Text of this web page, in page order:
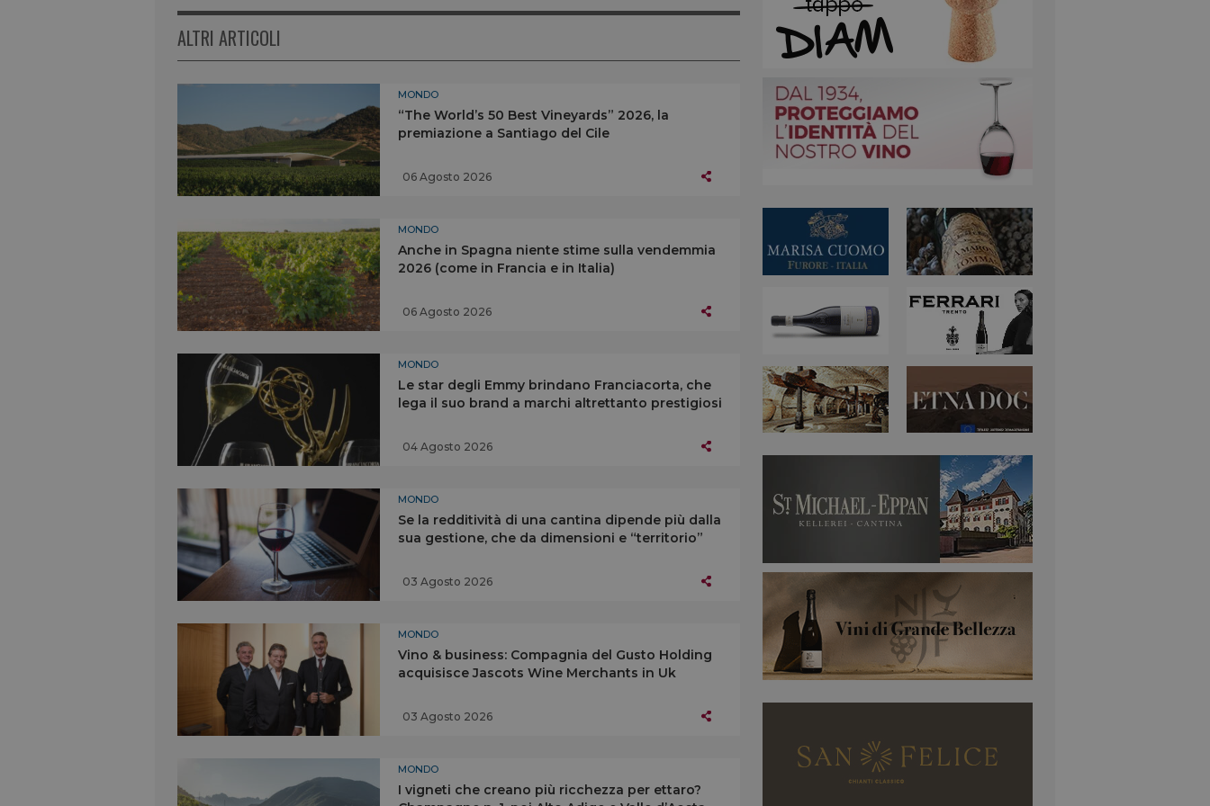
ALTRI ARTICOLI
MONDO
“The World’s 50 Best Vineyards” 2026, la
premiazione a Santiago del Cile
06 Agosto 2026
MONDO
Anche in Spagna niente stime sulla vendemmia
2026 (come in Francia e in Italia)
06 Agosto 2026
MONDO
Le star degli Emmy brindano Franciacorta, che
lega il suo brand a marchi altrettanto prestigiosi
04 Agosto 2026
MONDO
Se la redditività di una cantina dipende più dalla
sua gestione, che da dimensioni e “territorio”
03 Agosto 2026
MONDO
Vino & business: Compagnia del Gusto Holding
acquisisce Jascots Wine Merchants in Uk
03 Agosto 2026
MONDO
I vigneti che creano più ricchezza per ettaro?